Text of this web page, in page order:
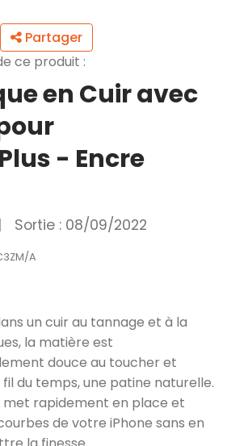
Partager
ce produit :
en Cuir avec
- Encre
| Sortie : 08/09/2022
A
un cuir au tannage et à la
la matière est
douce au toucher et
du temps, une patine naturelle.
met rapidement en place et
de votre iPhone sans en